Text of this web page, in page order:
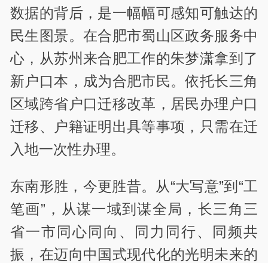
数据的背后，是一幅幅可感知可触达的
民生图景。在合肥市蜀山区政务服务中
心，从苏州来合肥工作的朱梦潇拿到了
新户口本，成为合肥市民。依托长三角
区域跨省户口迁移改革，居民办理户口
迁移、户籍证明出具等事项，只需在迁
入地一次性办理。
东南形胜，今更胜昔。从“大写意”到“工
笔画”，从谋一域到谋全局，长三角三
省一市同心同向、同力同行、同频共
振，在迈向中国式现代化的光明未来的